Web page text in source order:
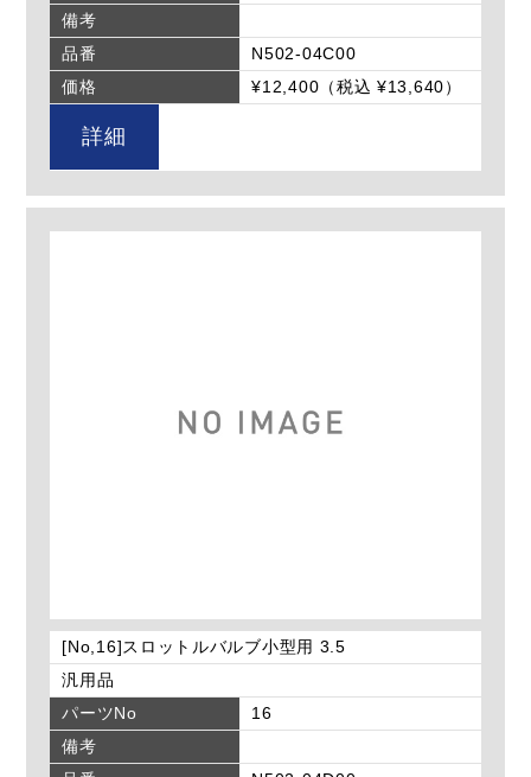
備考
品番
N502-04C00
価格
¥12,400（税込 ¥13,640）
詳細
[No,16]スロットルバルブ小型用 3.5
汎用品
パーツNo
16
備考